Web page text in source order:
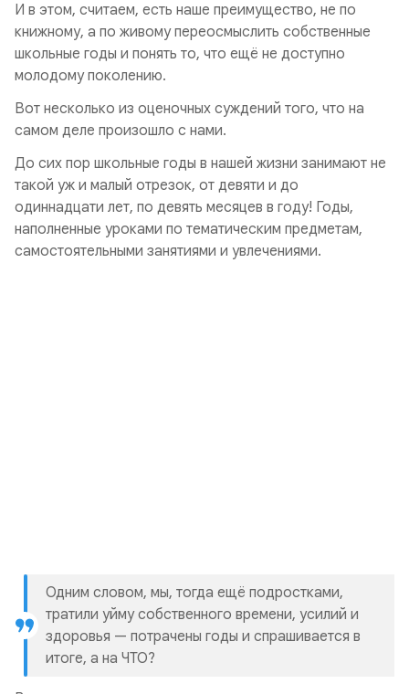
И в этом, считаем, есть наше преимущество, не по
книжному, а по живому переосмыслить собственные
школьные годы и понять то, что ещё не доступно
молодому поколению.
Вот несколько из оценочных суждений того, что на
самом деле произошло с нами.
До сих пор школьные годы в нашей жизни занимают не
такой уж и малый отрезок, от девяти и до
одиннадцати лет, по девять месяцев в году! Годы,
наполненные уроками по тематическим предметам,
самостоятельными занятиями и увлечениями.
Одним словом, мы, тогда ещё подростками,
тратили уйму собственного времени, усилий и
здоровья — потрачены годы и спрашивается в
итоге, а на ЧТО?